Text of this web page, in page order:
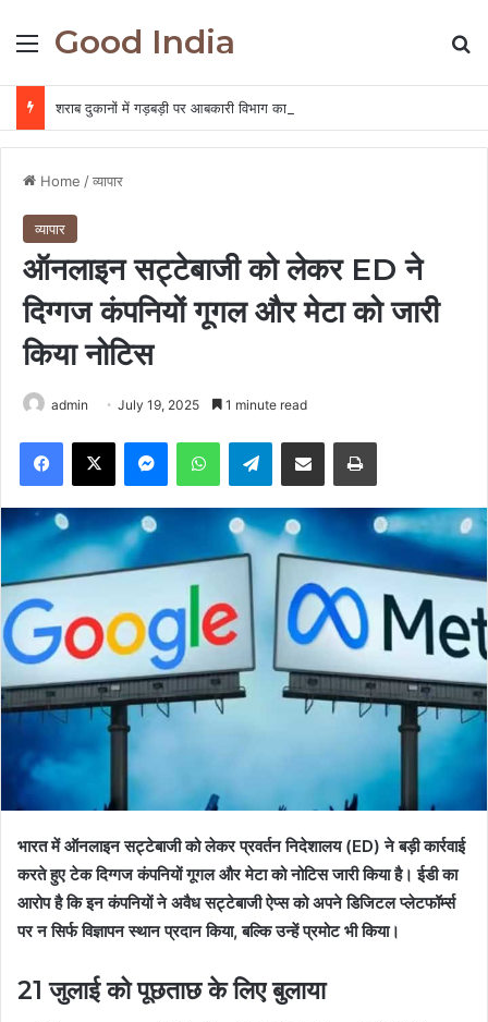
Menu
Good India
Home /व्यापार
व्यापार
ऑनलाइन सट्टेबाजी को लेकर ED ने
दिग्गज कंपनियों गूगल और मेटा को जारी
किया नोटिस
admin July 19, 2025 1 minute read
Facebook
X MessengerWhatsAppTelegramShare via Email Print
भारत में ऑनलाइन सट्टेबाजी को लेकर प्रवर्तन निदेशालय (ED) ने बड़ी कार्रवाई
करते हुए टेक दिग्गज कंपनियों गूगल और मेटा को नोटिस जारी किया है। ईडी का
आरोप है कि इन कंपनियों ने अवैध सट्टेबाजी ऐप्स को अपने डिजिटल प्लेटफॉर्म्स
पर न सिर्फ विज्ञापन स्थान प्रदान किया, बल्कि उन्हें प्रमोट भी किया।
21 जुलाई को पूछताछ के लिए बुलाया